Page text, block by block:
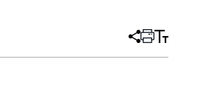
分
文
打 调
大